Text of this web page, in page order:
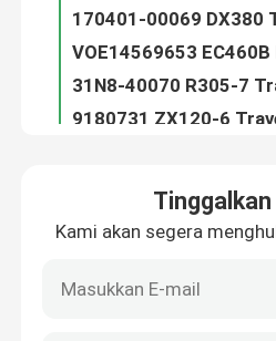
Hubungi kami
Berita
Permintaan Penawaran
Kami akan segera